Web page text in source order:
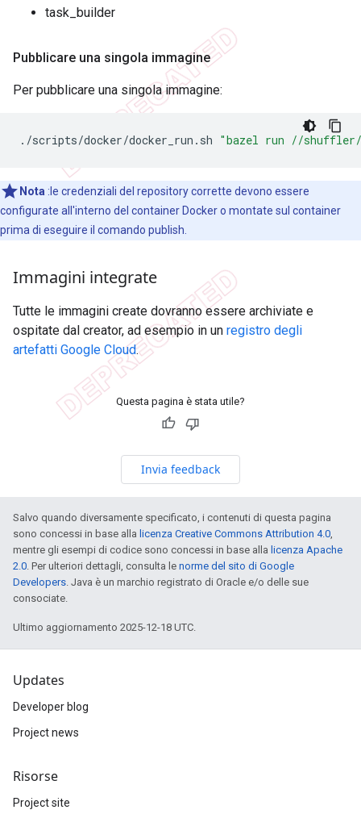
task_builder
Pubblicare una singola immagine
Per pubblicare una singola immagine:
./scripts/docker/docker_run.sh "bazel run //shuffler/
Nota :le credenziali del repository corrette devono essere
configurate all'interno del container Docker o montate sul container
prima di eseguire il comando publish.
Immagini integrate
Tutte le immagini create dovranno essere archiviate e
ospitate dal creator, ad esempio in un registro degli
artefatti Google Cloud.
Questa pagina è stata utile?
Invia feedback
Salvo quando diversamente specificato, i contenuti di questa pagina
sono concessi in base alla licenza Creative Commons Attribution 4.0
mentre gli esempi di codice sono concessi in base alla licenza Apache
2.0 . Per ulteriori dettagli, consulta le norme del sito di Google
Developers . Java è un marchio registrato di Oracle e/o delle sue
consociate.
Ultimo aggiornamento 2025-12-18 UTC.
Updates
Developer blog
Project news
Risorse
Project site